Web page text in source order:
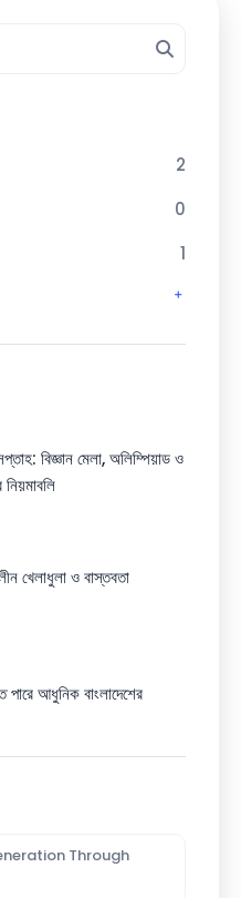
2
0
1
বিজ্ঞান মেলা, অলিম্পিয়াড ও
খেলাধুলা ও বাস্তবতা
আধুনিক বাংলাদেশের
Through